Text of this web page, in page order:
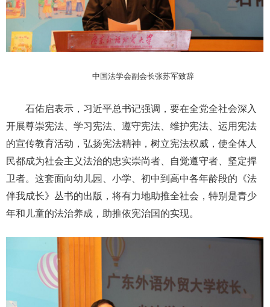
中国法学会副会长张苏军致辞
石佑启表示，习近平总书记强调，要在全党全社会深入
开展尊崇宪法、学习宪法、遵守宪法、维护宪法、运用宪法
的宣传教育活动，弘扬宪法精神，树立宪法权威，使全体人
民都成为社会主义法治的忠实崇尚者、自觉遵守者、坚定捍
卫者。这套面向幼儿园、小学、初中到高中各年龄段的《法
伴我成长》丛书的出版，将有力地助推全社会，特别是青少
年和儿童的法治养成，助推依宪治国的实现。